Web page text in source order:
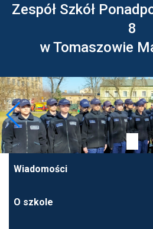
Zespół Szkół
8
w Tomaszowie
Wiadomości
O szkole